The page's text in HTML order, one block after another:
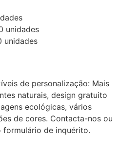
unidades
unidades
de personalização: Mais
naturais, design gratuito
ecológicas, vários
de cores. Contacta-nos ou
formulário de inquérito.